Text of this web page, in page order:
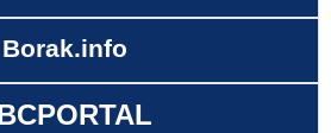
Borak.info